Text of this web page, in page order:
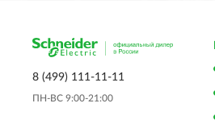
8 (499) 111-11-11
ПН-ВС 9:00-21:00